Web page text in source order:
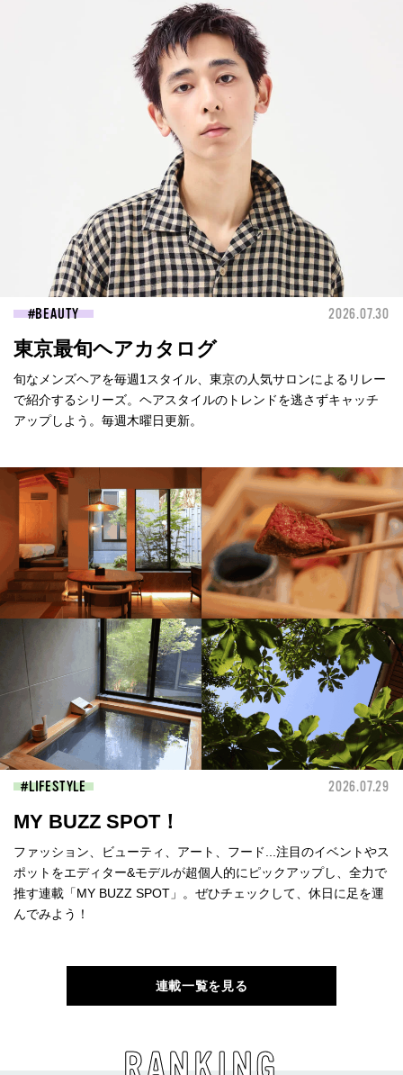
BEAUTY 2026.07.30
東京最旬ヘアカタログ
旬なメンズヘアを毎週1スタイル、東京の人気サロンによるリレー
で紹介するシリーズ。ヘアスタイルのトレンドを逃さずキャッチ
アップしよう。毎週木曜日更新。
LIFESTYLE 2026.07.29
MY BUZZ SPOT！
ファッション、ビューティ、アート、フード...注目のイベントやス
ポットをエディター&モデルが超個人的にピックアップし、全力で
推す連載「MY BUZZ SPOT」。ぜひチェックして、休日に足を運
んでみよう！
連載一覧を見る